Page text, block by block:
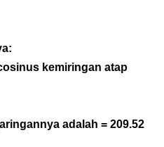
kemiringan atap
adalah = 209.52